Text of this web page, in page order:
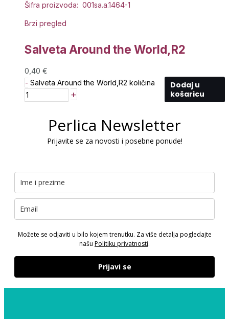
Šifra proizvoda: 001sa.a.1464-1
Brzi pregled
Salveta Around the World,R2
0,40 €
- Salveta Around the World,R2 količina
+
Dodaj u
košaricu
Perlica Newsletter
Prijavite se za novosti i posebne ponude!
Možete se odjaviti u bilo kojem trenutku. Za više detalja pogledajte
našu Politiku privatnosti.
Prijavi se